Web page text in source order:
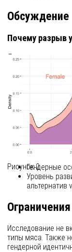
Рисунок 2
Обсуждение
Почему разрыв
Две возможные
Богатые
гендерных
Мужчины в
культурных
Практические
Снижение
Результаты
Гендерные
Уровень
альтернатив
Ограничения
Исследование не
типы мяса. Также
гендерной